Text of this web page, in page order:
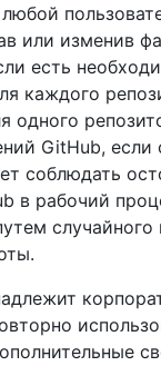
или изменив
есть
каждого
одного
GitHub, если
соблюдать
в рабочий